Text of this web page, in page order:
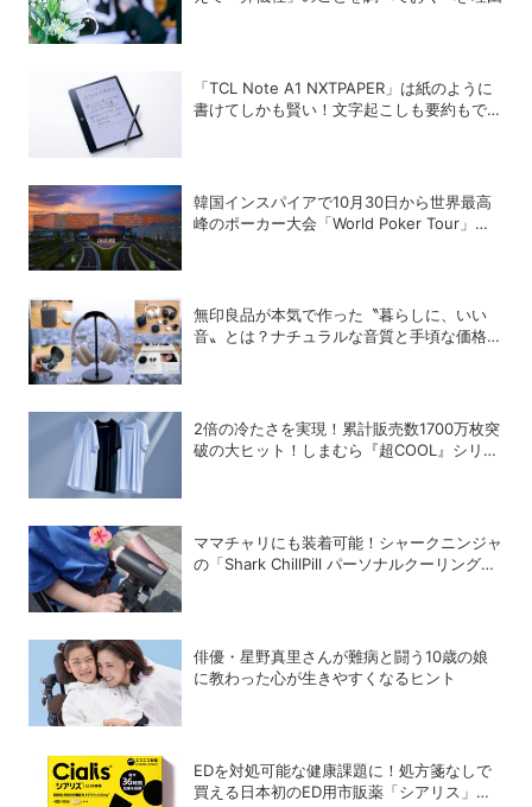
「TCL Note A1 NXTPAPER」は紙のように
書けてしかも賢い！文字起こしも要約もでき
韓国インスパイアで10月30日から世界最高
峰のポーカー大会「World Poker Tour」を
無印良品が本気で作った〝暮らしに、いい
音〟とは？ナチュラルな音質と手頃な価格を
2倍の冷たさを実現！累計販売数1700万枚突
破の大ヒット！しまむら『超COOL』シリー
ママチャリにも装着可能！シャークニンジャ
の「Shark ChillPill パーソナルクーリングフ
俳優・星野真里さんが難病と闘う10歳の娘
に教わった心が生きやすくなるヒント
EDを対処可能な健康課題に！処方箋なしで
買える日本初のED用市販薬「シアリス」が